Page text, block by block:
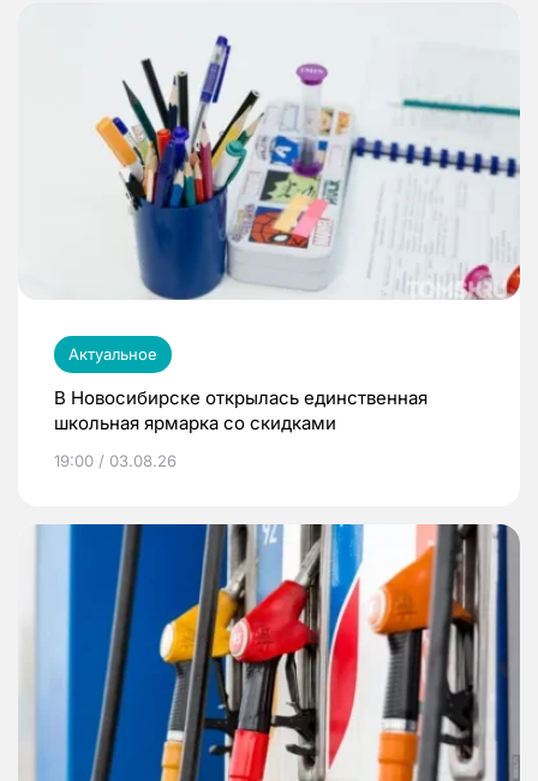
Актуальное
В Новосибирске открылась единственная
школьная ярмарка со скидками
19:00 / 03.08.26